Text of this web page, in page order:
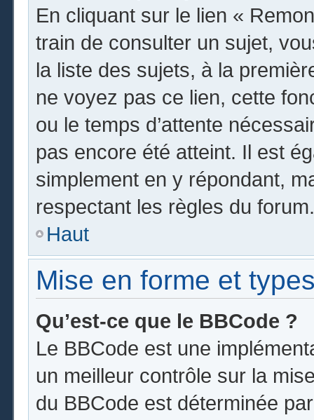
En cliquant sur le lien «
train de consulter un sujet,
la liste des sujets, à la
ne voyez pas ce lien, cette
ou le temps d’attente
pas encore été atteint. Il est
simplement en y répondant,
respectant les règles du forum.
Haut
Mise en forme et
Qu’est-ce que le BBCode ?
Le BBCode est une
un meilleur contrôle sur la
du BBCode est déterminée